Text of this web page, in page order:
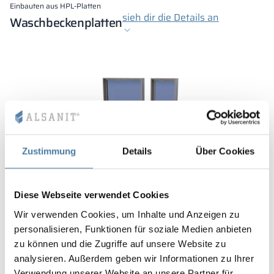
Zustimmung Details Über Cookies
Diese Webseite verwendet Cookies
Wir verwenden Cookies, um Inhalte und Anzeigen zu
personalisieren, Funktionen für soziale Medien anbieten
zu können und die Zugriffe auf unsere Website zu
analysieren. Außerdem geben wir Informationen zu Ihrer
Einbauten aus HPL-Platten
Waschbeckenplattensieh dir die Details an
Vergrößern
Vergrößern
Vergrößern
Vergrößern
Vergrößern
Vergrößern
System für Discs verfügbar:
HPL 10 mm 12 mm
Farben: